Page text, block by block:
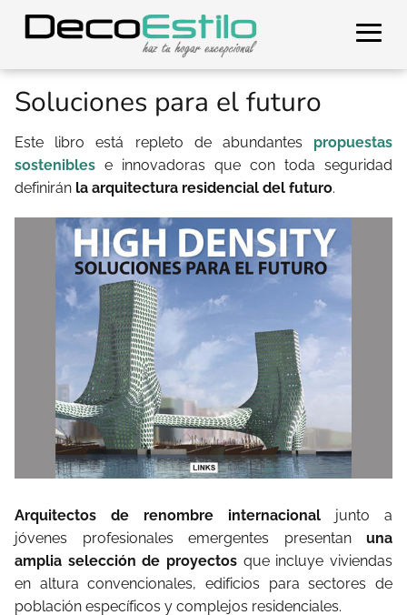
Soluciones para el futuro
Este libro está repleto de abundantes propuestas
sostenibles e innovadoras que con toda seguridad
definirán la arquitectura residencial del futuro.
Arquitectos de renombre internacional junto a
jóvenes profesionales emergentes presentan una
amplia selección de proyectos que incluye viviendas
en altura convencionales, edificios para sectores de
población específicos y complejos residenciales.